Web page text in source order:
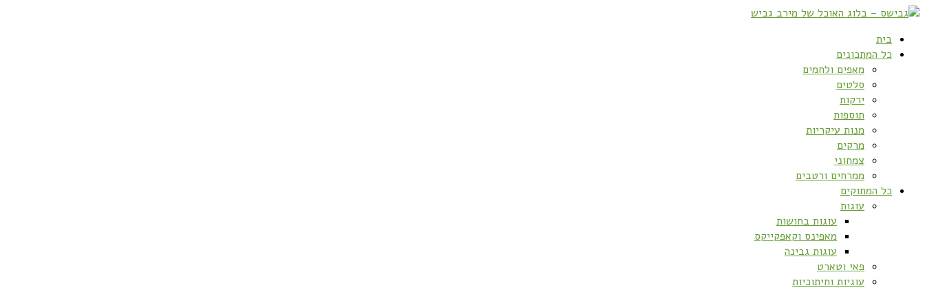
בית
כל המתכונים
מאפים ולחמים
סלטים
ירקות
תוספות
מנות עיקריות
מרקים
צמחוני
ממרחים ורטבים
כל המתוקים
עוגות
עוגות בחושות
מאפינס וקאפקייקס
עוגות גבינה
פאי וטארט
עוגיות וחיתוכיות